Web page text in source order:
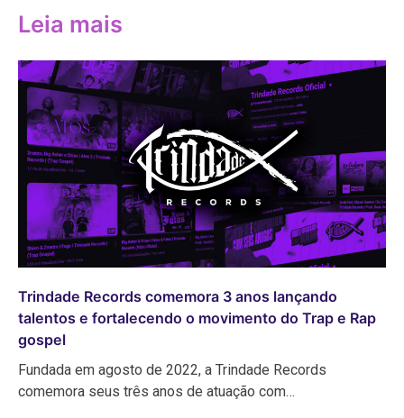
Leia mais
Trindade Records comemora 3 anos lançando
talentos e fortalecendo o movimento do Trap e Rap
gospel
Fundada em agosto de 2022, a Trindade Records
comemora seus três anos de atuação com…